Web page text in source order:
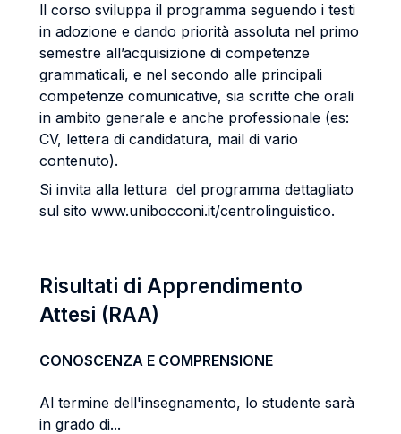
ll corso sviluppa il programma seguendo i testi
in adozione e dando priorità assoluta nel primo
semestre all’acquisizione di competenze
grammaticali, e nel secondo alle principali
competenze comunicative, sia scritte che orali
in ambito generale e anche professionale (es:
CV, lettera di candidatura, mail di vario
contenuto).
Si invita alla lettura del programma dettagliato
sul sito www.unibocconi.it/centrolinguistico.
Risultati di Apprendimento
Attesi (RAA)
CONOSCENZA E COMPRENSIONE
Al termine dell'insegnamento, lo studente sarà
in grado di...